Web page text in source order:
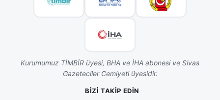
Kurumumuz TİMBİR üyesi, BHA ve İHA abonesi ve Sivas
Gazeteciler Cemiyeti üyesidir.
BIZI TAKIP EDIN